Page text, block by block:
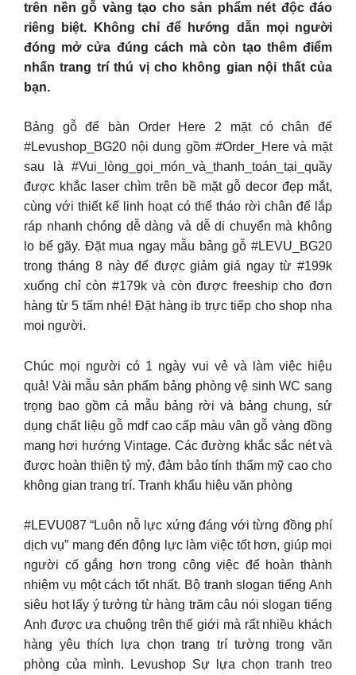
trên nền gỗ vàng tạo cho sản phẩm nét độc đáo
riêng biệt. Không chỉ để hướng dẫn mọi người
đóng mở cửa đúng cách mà còn tạo thêm điểm
nhấn trang trí thú vị cho không gian nội thất của
bạn.
Bảng gỗ để bàn Order Here 2 mặt có chân đế
#Levushop_BG20 nội dung gồm #Order_Here và mặt
sau là #Vui_lòng_gọi_món_và_thanh_toán_tại_quầy
được khắc laser chìm trên bề mặt gỗ decor đẹp mắt,
cùng với thiết kế linh hoạt có thể tháo rời chân đế lắp
ráp nhanh chóng dễ dàng và dễ di chuyển mà không
lo bể gãy. Đặt mua ngay mẫu bảng gỗ #LEVU_BG20
trong tháng 8 này để được giảm giá ngay từ #199k
xuống chỉ còn #179k và còn được freeship cho đơn
hàng từ 5 tấm nhé! Đặt hàng ib trực tiếp cho shop nha
mọi người.
Chúc mọi người có 1 ngày vui vẻ và làm việc hiệu
quả! Vài mẫu sản phẩm bảng phòng vệ sinh WC sang
trọng bao gồm cả mẫu bảng rời và bảng chung, sử
dụng chất liệu gỗ mdf cao cấp màu vân gỗ vàng đồng
mang hơi hướng Vintage. Các đường khắc sắc nét và
được hoàn thiện tỷ mỷ, đảm bảo tính thẩm mỹ cao cho
không gian trang trí. Tranh khẩu hiệu văn phòng
#LEVU087 “Luôn nỗ lực xứng đáng với từng đồng phí
dịch vụ” mang đến động lực làm việc tốt hơn, giúp mọi
người cố gắng hơn trong công việc để hoàn thành
nhiệm vụ một cách tốt nhất. Bộ tranh slogan tiếng Anh
siêu hot lấy ý tưởng từ hàng trăm câu nói slogan tiếng
Anh được ưa chuộng trên thế giới mà rất nhiều khách
hàng yêu thích lựa chọn trang trí tường trong văn
phòng của mình. Levushop Sự lựa chọn tranh treo